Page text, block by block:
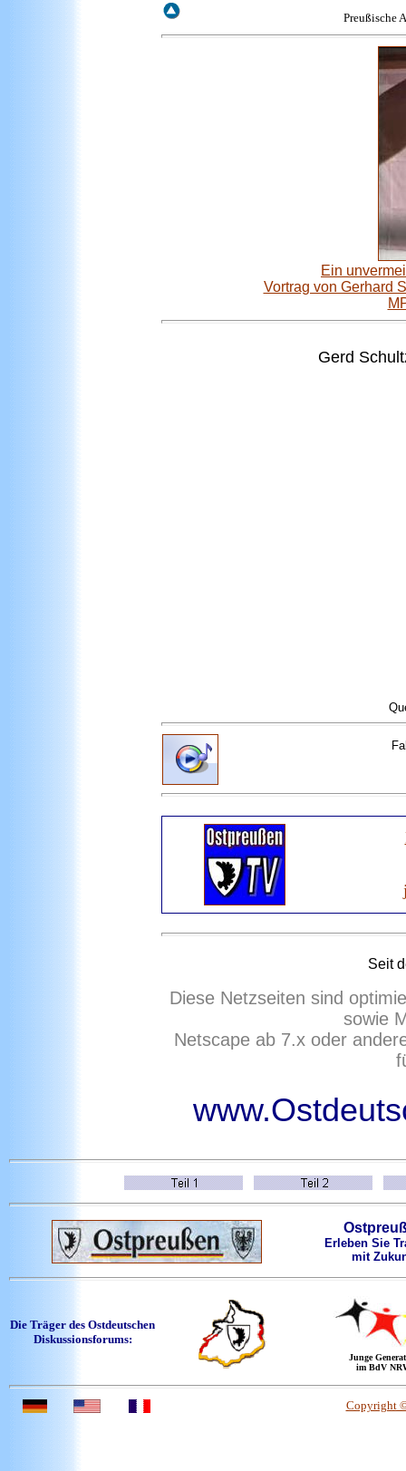
Preußische
Ein
Vortrag von Gerhard
Gerd
Seit
Diese Netzseiten sind
sowie
Netscape ab 7.x oder
Erleben Sie
mit
Die Träger des Ostdeutschen
Diskussionsforums:
Junge
im BdV
Copyright